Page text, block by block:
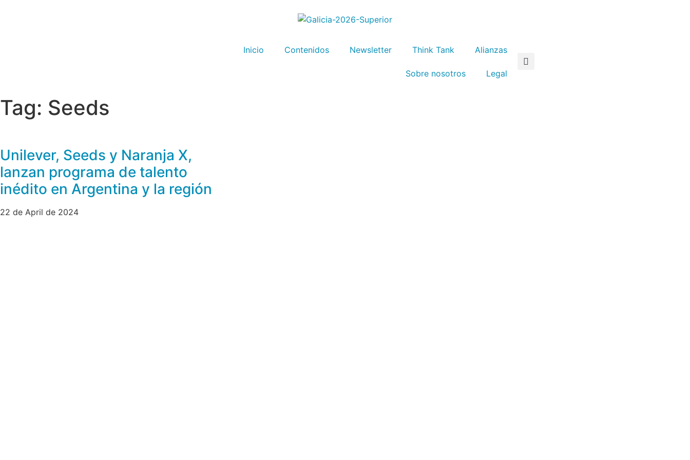
Inicio Contenidos Newsletter Think Tank Alianzas
Sobre nosotros Legal
Tag: Seeds
Unilever, Seeds y Naranja X,
lanzan programa de talento
inédito en Argentina y la región
22 de April de 2024